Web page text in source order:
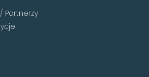
Partnerzy